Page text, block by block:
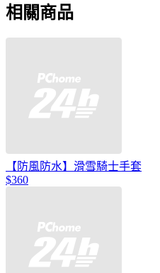
相關商品
【防風防水】滑雪騎士手套
$360